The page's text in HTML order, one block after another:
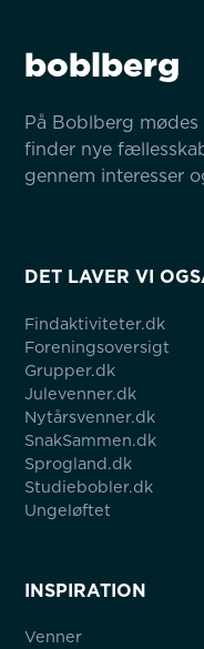
boblberg
På Boblberg mødes
finder nye
gennem interesser
DET LAVER VI
Findaktiviteter.dk
Foreningsoversigt
Grupper.dk
Julevenner.dk
Nytårsvenner.dk
SnakSammen.dk
Sprogland.dk
Studiebobler.dk
Ungeløftet
INSPIRATION
Venner